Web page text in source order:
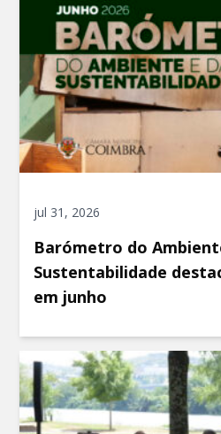
jul 31, 2026
Barómetro do
Sustentabilidade
em junho